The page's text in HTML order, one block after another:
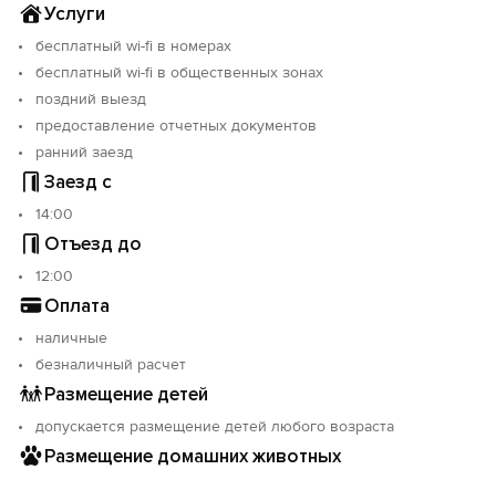
Услуги
бесплатный wi-fi в номерах
бесплатный wi-fi в общественных зонах
поздний выезд
предоставление отчетных документов
ранний заезд
Заезд с
14:00
Отъезд до
12:00
Оплата
наличные
безналичный расчет
Размещение детей
допускается размещение детей любого возраста
Размещение домашних животных